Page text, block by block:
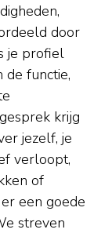
door
je profiel
functie,
krijg
jezelf, je
verloopt,
of
een goede
streven